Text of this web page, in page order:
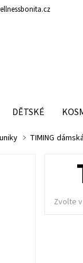
DĚTSKÉ
TIMING
Zvolte